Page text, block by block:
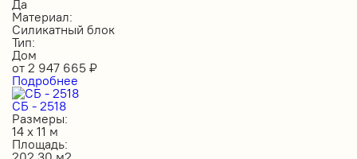
Да
Материал:
Силикатный блок
Тип:
Дом
от 2 947 665 ₽
Подробнее
СБ - 2518
Размеры:
14 х 11 м
Площадь: